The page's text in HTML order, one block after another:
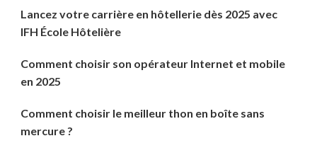
Lancez votre carrière en hôtellerie dès 2025 avec
IFH École Hôtelière
Comment choisir son opérateur Internet et mobile
en 2025
Comment choisir le meilleur thon en boîte sans
mercure ?